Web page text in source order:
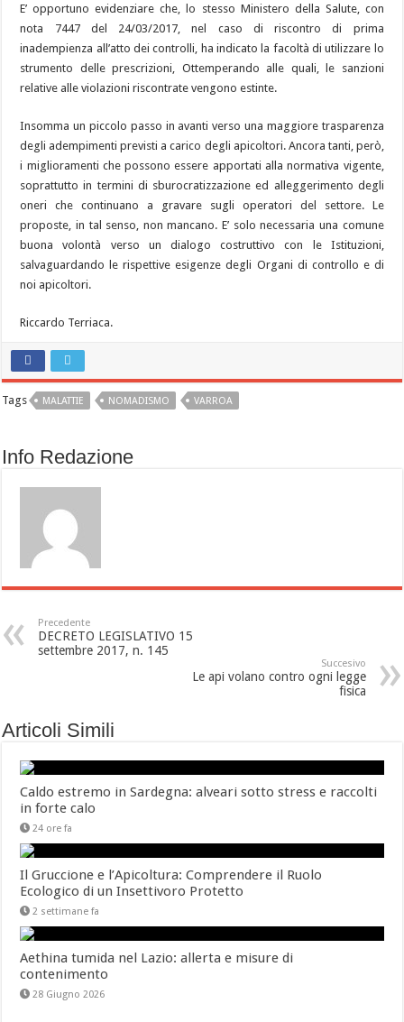
E’ opportuno evidenziare che, lo stesso Ministero della Salute, con
nota 7447 del 24/03/2017, nel caso di riscontro di prima
inadempienza all’atto dei controlli, ha indicato la facoltà di utilizzare lo
strumento delle prescrizioni, Ottemperando alle quali, le sanzioni
relative alle violazioni riscontrate vengono estinte.
Insomma un piccolo passo in avanti verso una maggiore trasparenza
degli adempimenti previsti a carico degli apicoltori. Ancora tanti, però,
i miglioramenti che possono essere apportati alla normativa vigente,
soprattutto in termini di sburocratizzazione ed alleggerimento degli
oneri che continuano a gravare sugli operatori del settore. Le
proposte, in tal senso, non mancano. E’ solo necessaria una comune
buona volontà verso un dialogo costruttivo con le Istituzioni,
salvaguardando le rispettive esigenze degli Organi di controllo e di
noi apicoltori.
Riccardo Terriaca.
Tags MALATTIE NOMADISMO VARROA
Info Redazione
Precedente
DECRETO LEGISLATIVO 15
settembre 2017, n. 145
Succesivo
Le api volano contro ogni legge
fisica
Articoli Simili
Caldo estremo in Sardegna: alveari sotto stress e raccolti
in forte calo
24 ore fa
Il Gruccione e l’Apicoltura: Comprendere il Ruolo
Ecologico di un Insettivoro Protetto
2 settimane fa
Aethina tumida nel Lazio: allerta e misure di
contenimento
28 Giugno 2026